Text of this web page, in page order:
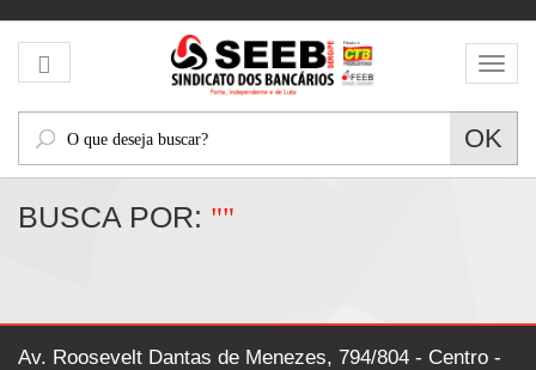
que
buscar?
OK
BUSCA POR: ""
Av. Roosevelt Dantas de Menezes, 794/804 - Centro -